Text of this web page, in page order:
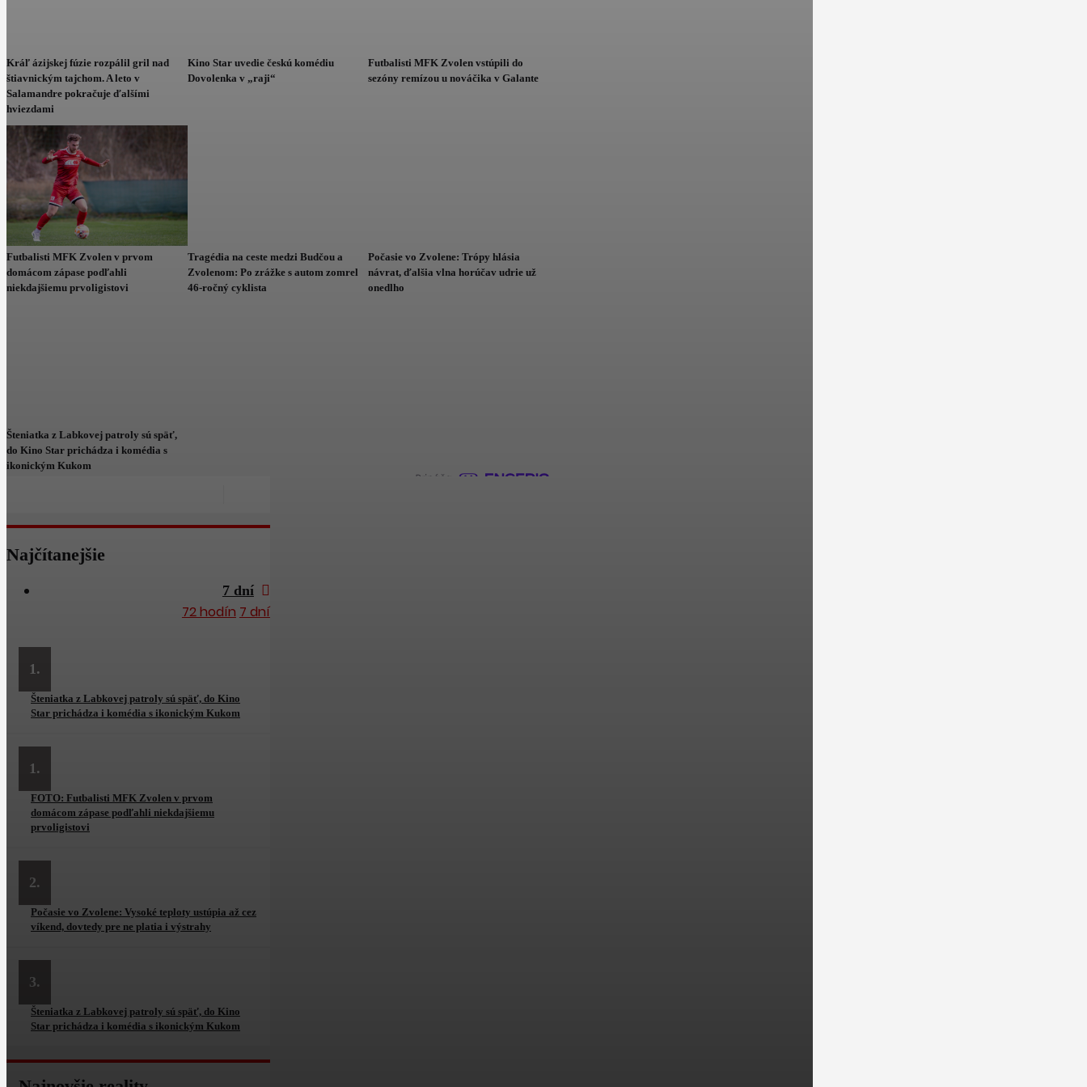
Kráľ ázijskej fúzie rozpálil gril nad
štiavnickým tajchom. A leto v
Salamandre pokračuje ďalšími
hviezdami
Kino Star uvedie českú komédiu
Dovolenka v „raji“
Futbalisti MFK Zvolen vstúpili do
sezóny remízou u nováčika v Galante
Futbalisti MFK Zvolen v prvom
domácom zápase podľahli
niekdajšiemu prvoligistovi
Tragédia na ceste medzi Budčou a
Zvolenom: Po zrážke s autom zomrel
46-ročný cyklista
Počasie vo Zvolene: Trópy hlásia
návrat, ďalšia vlna horúčav udrie už
onedlho
Šteniatka z Labkovej patroly sú späť,
do Kino Star prichádza i komédia s
ikonickým Kukom
Najčítanejšie
7 dní
72 hodín 7 dní
1.
Šteniatka z Labkovej patroly sú späť, do Kino
Star prichádza i komédia s ikonickým Kukom
1.
FOTO: Futbalisti MFK Zvolen v prvom
domácom zápase podľahli niekdajšiemu
prvoligistovi
2.
Počasie vo Zvolene: Vysoké teploty ustúpia až cez
víkend, dovtedy pre ne platia i výstrahy
3.
Šteniatka z Labkovej patroly sú späť, do Kino
Star prichádza i komédia s ikonickým Kukom